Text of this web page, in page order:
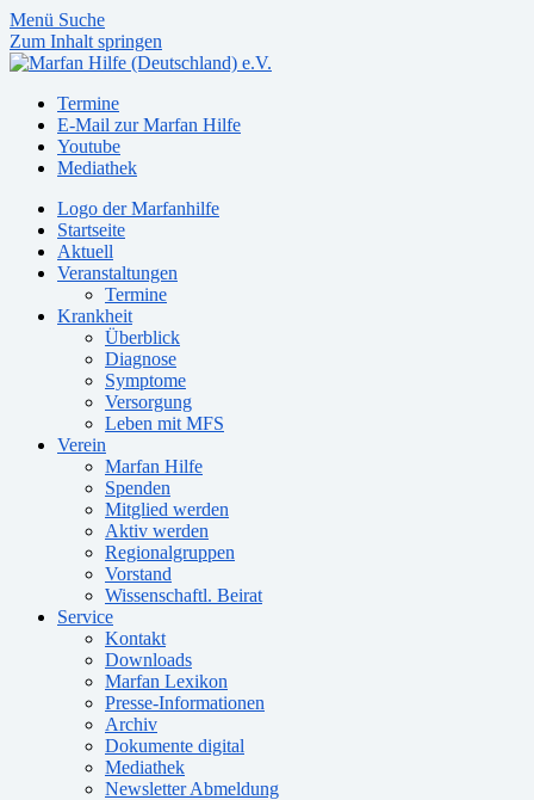
Menü Suche
Zum Inhalt springen
Termine
E-Mail zur Marfan Hilfe
Youtube
Mediathek
Logo der Marfanhilfe
Startseite
Aktuell
Veranstaltungen
Termine
Krankheit
Überblick
Diagnose
Symptome
Versorgung
Leben mit MFS
Verein
Marfan Hilfe
Spenden
Mitglied werden
Aktiv werden
Regionalgruppen
Vorstand
Wissenschaftl. Beirat
Service
Kontakt
Downloads
Marfan Lexikon
Presse-Informationen
Archiv
Dokumente digital
Mediathek
Newsletter Abmeldung